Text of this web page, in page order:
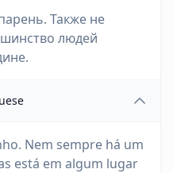
Также не
людей
Nem sempre há um
está em algum lugar